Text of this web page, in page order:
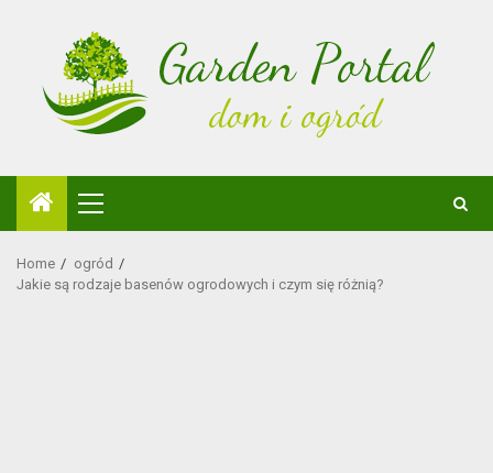
Primary
Menu
Home
ogród
Jakie są rodzaje basenów ogrodowych i czym się różnią?